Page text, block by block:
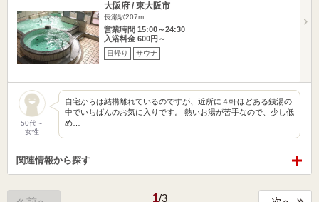
大阪府 / 東大阪市
長瀬駅207m
営業時間 15:00～24:30
入浴料金 600円～
日帰り サウナ
50代～
女性
自宅からは結構離れているのですが、近所に４軒ほどある銭湯の
中でいちばんのお気に入りです。 熱いお湯が苦手なので、少し低
め…
関連情報から探す
1/3